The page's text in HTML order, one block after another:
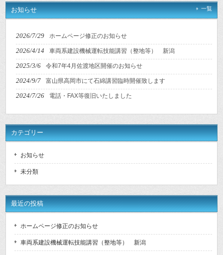
お知らせ 一覧
2026/7/29 ホームページ修正のお知らせ
2026/4/14 車両系建設機械運転技能講習（整地等） 新潟
2025/3/6 令和7年4月佐渡地区開催のお知らせ
2024/9/7 富山県高岡市にて石綿講習臨時開催致します
2024/7/26 電話・FAX等復旧いたしました
カテゴリー
お知らせ
未分類
最近の投稿
ホームページ修正のお知らせ
車両系建設機械運転技能講習（整地等） 新潟